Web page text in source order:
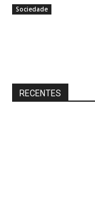
Sociedade
RECENTES